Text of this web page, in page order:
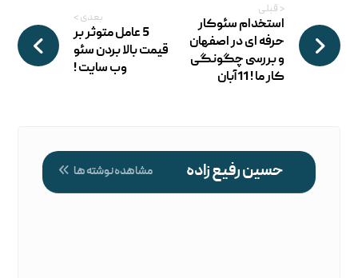
< قبلی
استخدام سئوکار
حرفه ای در اصفهان
و بررسی چگونگی
کار ما ! 11آبان
بعدی >
5 عامل متوثر بر
قیمت بالا بردن سئو
وب سایت !
حسین رفیع زاده مشاهده نوشته ها